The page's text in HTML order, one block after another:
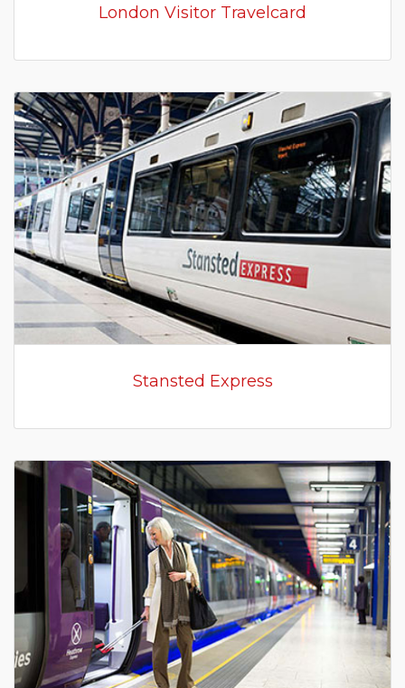
London Visitor Travelcard
Stansted Express